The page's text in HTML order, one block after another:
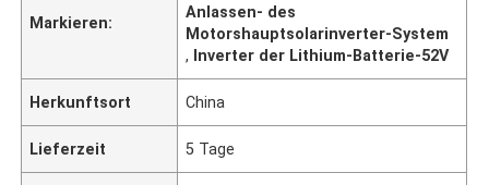
Markieren:
Anlassen- des
Motorshauptsolarinverter-System
, Inverter der Lithium-Batterie-52V
Herkunftsort China
Lieferzeit 5 Tage